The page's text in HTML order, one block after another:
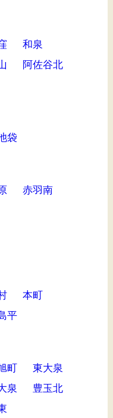
和泉
阿佐谷北
袋
赤羽南
本町
平
町
東大泉
泉
豊玉北